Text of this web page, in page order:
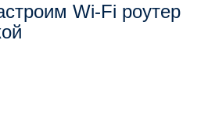
Wi-Fi роутер